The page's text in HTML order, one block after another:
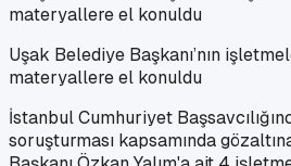
Uşak Belediye Başkanı’nın
materyallere el konuldu
İstanbul Cumhuriyet
soruşturması kapsamında